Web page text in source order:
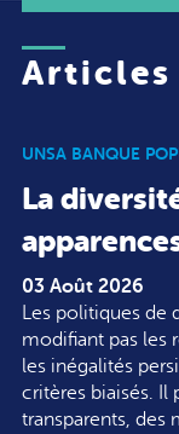
Articles
UNSA BANQUE
La
03 Août 2026
Les politiques de
modifiant pas les
les inégalités
critères biaisés. Il
transparents, des